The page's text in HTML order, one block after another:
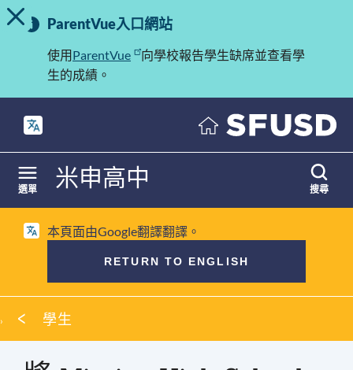
跳
至
重
切換提示訊息
ParentVue入口網站
使用ParentVue
向學校報告學生缺席並查看學
生的成績。
米申高中
選單 搜尋
本頁面由Google翻譯翻譯。
RETURN TO ENGLISH
學生